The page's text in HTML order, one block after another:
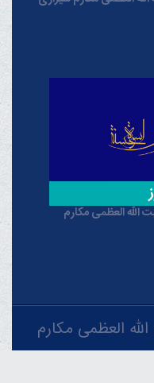
الله العظمی مکارم
العظمی مکارم